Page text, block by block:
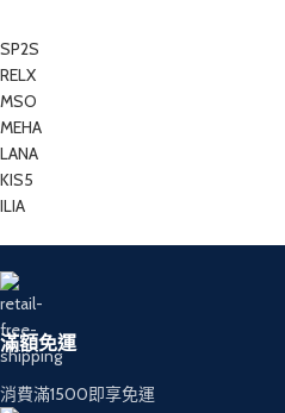
SP2S
RELX
MSO
MEHA
LANA
KIS5
ILIA
滿額免運
消費滿1500即享免運